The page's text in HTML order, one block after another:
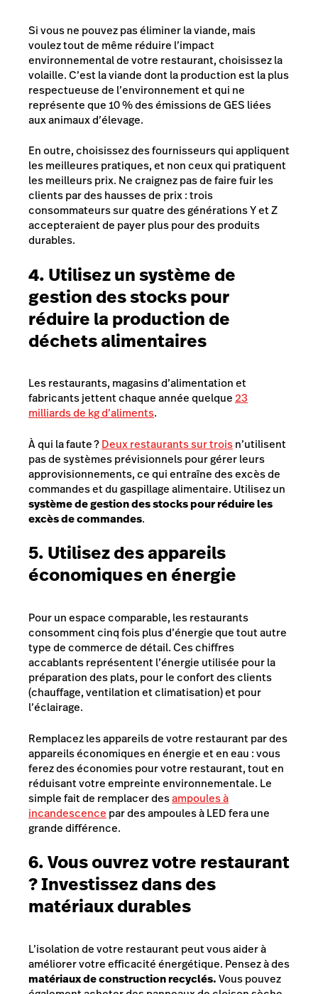
Si vous ne pouvez pas éliminer la viande, mais
voulez tout de même réduire l’impact
environnemental de votre restaurant, choisissez la
volaille. C’est la viande dont la production est la plus
respectueuse de l’environnement et qui ne
représente que 10 % des émissions de GES liées
aux animaux d’élevage.
En outre, choisissez des fournisseurs qui appliquent
les meilleures pratiques, et non ceux qui pratiquent
les meilleurs prix. Ne craignez pas de faire fuir les
clients par des hausses de prix : trois
consommateurs sur quatre des générations Y et Z
accepteraient de payer plus pour des produits
durables.
4. Utilisez un système de
gestion des stocks pour
réduire la production de
déchets alimentaires
Les restaurants, magasins d’alimentation et
fabricants jettent chaque année quelque 23
milliards de kg d’aliments.
À qui la faute ?Deux restaurants sur troisn’utilisent
pas de systèmes prévisionnels pour gérer leurs
approvisionnements, ce qui entraîne des excès de
commandes et du gaspillage alimentaire. Utilisez un
système de gestion des stocks pour réduire les
excès de commandes.
5. Utilisez des appareils
économiques en énergie
Pour un espace comparable, les restaurants
consomment cinq fois plus d’énergie que tout autre
type de commerce de détail. Ces chiffres
accablants représentent l’énergie utilisée pour la
préparation des plats, pour le confort des clients
(chauffage, ventilation et climatisation) et pour
l’éclairage.
Remplacez les appareils de votre restaurant par des
appareils économiques en énergie et en eau : vous
ferez des économies pour votre restaurant, tout en
réduisant votre empreinte environnementale. Le
simple fait de remplacer desampoules à
incandescence par des ampoules à LED fera une
grande différence.
6. Vous ouvrez votre restaurant
? Investissez dans des
matériaux durables
L’isolation de votre restaurant peut vous aider à
améliorer votre efficacité énergétique. Pensez à des
matériaux de construction recyclés.Vous pouvez